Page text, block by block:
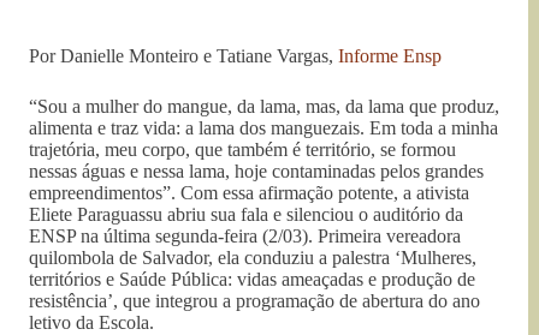
Por Danielle Monteiro e Tatiane Vargas, Informe Ensp
“Sou a mulher do mangue, da lama, mas, da lama que produz,
alimenta e traz vida: a lama dos manguezais. Em toda a minha
trajetória, meu corpo, que também é território, se formou
nessas águas e nessa lama, hoje contaminadas pelos grandes
empreendimentos”. Com essa afirmação potente, a ativista
Eliete Paraguassu abriu sua fala e silenciou o auditório da
ENSP na última segunda-feira (2/03). Primeira vereadora
quilombola de Salvador, ela conduziu a palestra ‘Mulheres,
territórios e Saúde Pública: vidas ameaçadas e produção de
resistência’, que integrou a programação de abertura do ano
letivo da Escola.